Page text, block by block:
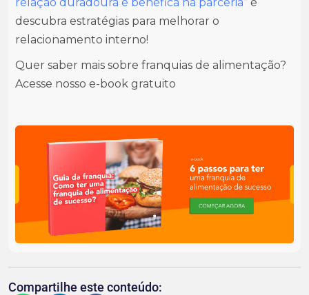
descubra estratégias para melhorar o
relacionamento interno!
Quer saber mais sobre franquias de alimentação?
Acesse nosso e-book gratuito
Compartilhe este conteúdo: